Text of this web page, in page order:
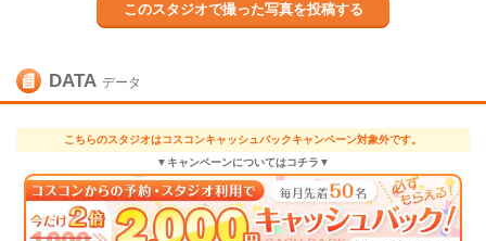
このスタジオで撮った写真を投稿する
DATA データ
こちらのスタジオはコスコンキャッシュバックキャンペーン対象外です。
▼キャンペーンについてはコチラ▼